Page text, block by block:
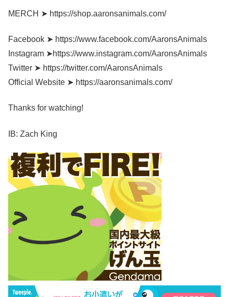
MERCH ➤ https://shop.aaronsanimals.com/
Facebook ➤ https://www.facebook.com/AaronsAnimals
Instagram ➤https://www.instagram.com/AaronsAnimals
Twitter ➤ https://twitter.com/AaronsAnimals
Official Website ➤ https://aaronsanimals.com/
Thanks for watching!
IB: Zach King